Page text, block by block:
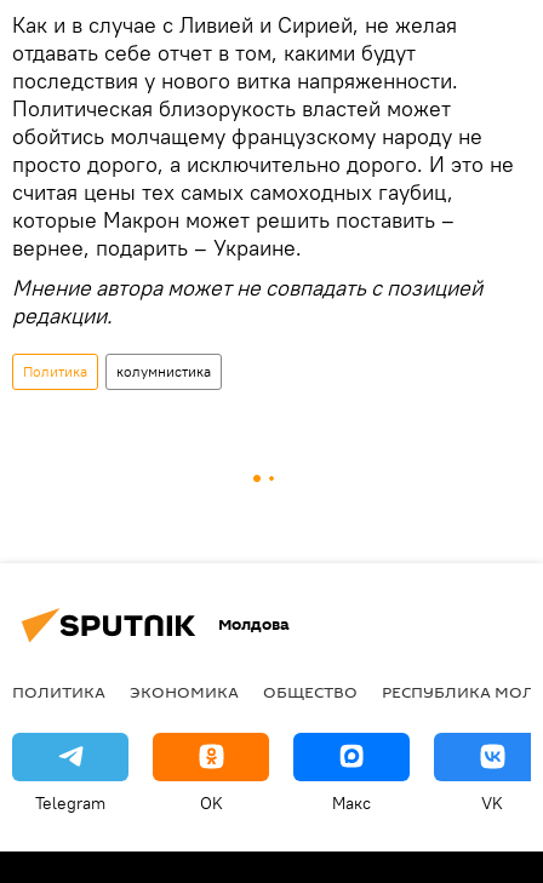
Как и в случае с Ливией и Сирией, не желая
отдавать себе отчет в том, какими будут
последствия у нового витка напряженности.
Политическая близорукость властей может
обойтись молчащему французскому народу не
просто дорого, а исключительно дорого. И это не
считая цены тех самых самоходных гаубиц,
которые Макрон может решить поставить –
вернее, подарить – Украине.
Мнение автора может не совпадать с позицией
редакции.
Политика колумнистика
Молдова
ПОЛИТИКА ЭКОНОМИКА ОБЩЕСТВО РЕСПУБЛИКА
Telegram OK Макс VK